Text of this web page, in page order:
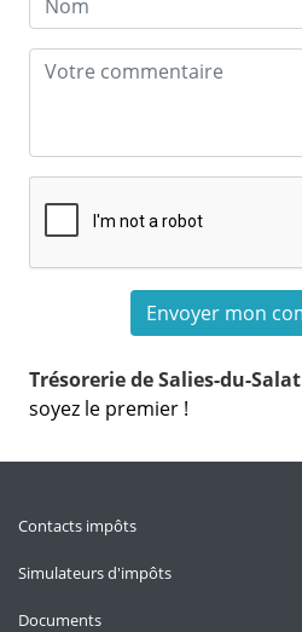
Trésorerie de Salies-du-Salat
soyez le premier !
Contacts impôts
Simulateurs d'impôts
Documents